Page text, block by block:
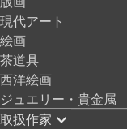
現代アート
絵画
茶道具
西洋絵画
ジュエリー・貴金属
取扱作家